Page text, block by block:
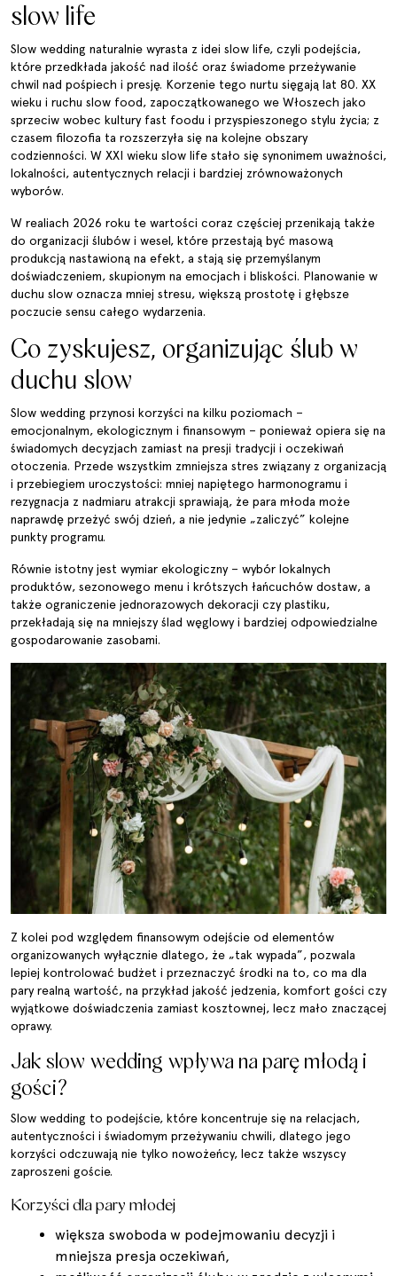
slow life
Slow wedding naturalnie wyrasta z idei slow life, czyli podejścia,
które przedkłada jakość nad ilość oraz świadome przeżywanie
chwil nad pośpiech i presję. Korzenie tego nurtu sięgają lat 80. XX
wieku i ruchu slow food, zapoczątkowanego we Włoszech jako
sprzeciw wobec kultury fast foodu i przyspieszonego stylu życia; z
czasem filozofia ta rozszerzyła się na kolejne obszary
codzienności. W XXI wieku slow life stało się synonimem uważności,
lokalności, autentycznych relacji i bardziej zrównoważonych
wyborów.
W realiach 2026 roku te wartości coraz częściej przenikają także
do organizacji ślubów i wesel, które przestają być masową
produkcją nastawioną na efekt, a stają się przemyślanym
doświadczeniem, skupionym na emocjach i bliskości. Planowanie w
duchu slow oznacza mniej stresu, większą prostotę i głębsze
poczucie sensu całego wydarzenia.
Co zyskujesz, organizując ślub w
duchu slow
Slow wedding przynosi korzyści na kilku poziomach –
emocjonalnym, ekologicznym i finansowym – ponieważ opiera się na
świadomych decyzjach zamiast na presji tradycji i oczekiwań
otoczenia. Przede wszystkim zmniejsza stres związany z organizacją
i przebiegiem uroczystości: mniej napiętego harmonogramu i
rezygnacja z nadmiaru atrakcji sprawiają, że para młoda może
naprawdę przeżyć swój dzień, a nie jedynie „zaliczyć” kolejne
punkty programu.
Równie istotny jest wymiar ekologiczny – wybór lokalnych
produktów, sezonowego menu i krótszych łańcuchów dostaw, a
także ograniczenie jednorazowych dekoracji czy plastiku,
przekładają się na mniejszy ślad węglowy i bardziej odpowiedzialne
gospodarowanie zasobami.
Z kolei pod względem finansowym odejście od elementów
organizowanych wyłącznie dlatego, że „tak wypada”, pozwala
lepiej kontrolować budżet i przeznaczyć środki na to, co ma dla
pary realną wartość, na przykład jakość jedzenia, komfort gości czy
wyjątkowe doświadczenia zamiast kosztownej, lecz mało znaczącej
oprawy.
Jak slow wedding wpływa na parę młodą i
gości?
Slow wedding to podejście, które koncentruje się na relacjach,
autentyczności i świadomym przeżywaniu chwili, dlatego jego
korzyści odczuwają nie tylko nowożeńcy, lecz także wszyscy
zaproszeni goście.
Korzyści dla pary młodej
większa swoboda w podejmowaniu decyzji i
mniejsza presja oczekiwań,